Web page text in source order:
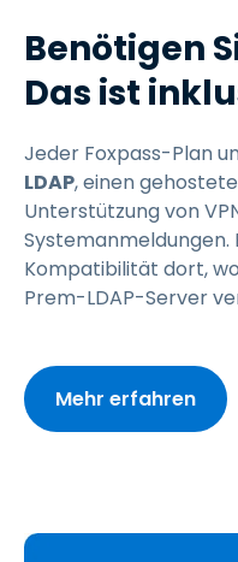
Benötigen
Das ist
Jeder Foxpass-Plan
LDAP, einen
Unterstützung von
Systemanmeldungen.
Kompatibilität dort,
Prem-LDAP-Server
Mehr erfahren